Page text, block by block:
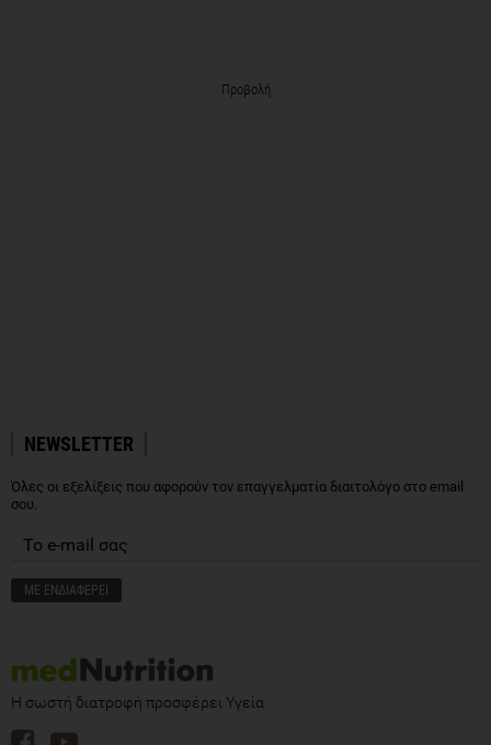
Προβολή
NEWSLETTER
Όλες οι εξελίξεις που αφορούν τον επαγγελματία διαιτολόγο στο email
σου.
Η σωστή διατροφή προσφέρει Υγεία